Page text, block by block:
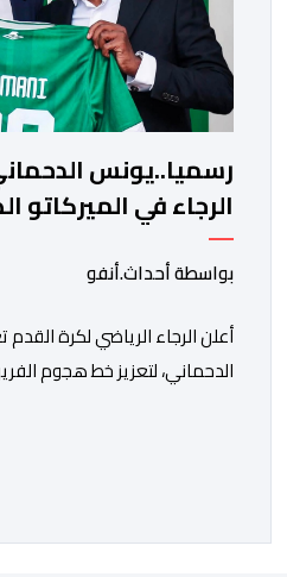
رسميا..يونس
الرجاء في الميركاتو
بواسطة أحداث.أنفو
أعلن الرجاء الرياضي لكرة
الدحماني، لتعزيز خط هجوم
أداء لافت قدمه اللاعب برفقة